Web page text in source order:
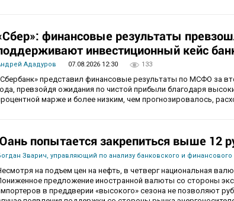
финансовые результаты
инвестиционный кейс
Ададуров 07.08.2026 12:30 133
представил финансовые результаты по МСФО за
превзойдя ожидания по чистой прибыли благодаря
марже и более низким, чем прогнозировалось,
попытается закрепиться выше 12
Зварич, управляющий по анализу банковского и
на подъем цен на нефть, в четверг национальная
предложение иностранной валюты со стороны
в преддверии «высокого» сезона не позволяют